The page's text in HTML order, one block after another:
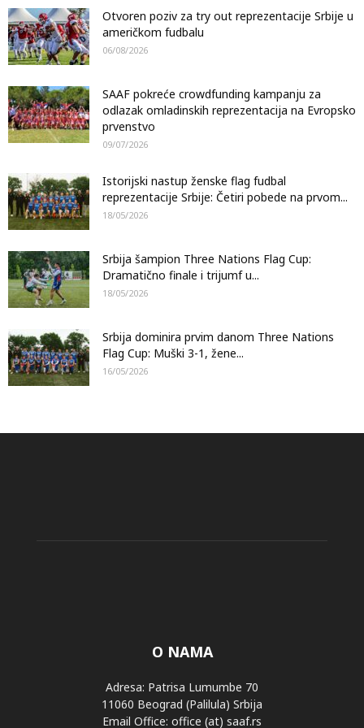
Otvoren poziv za try out reprezentacije Srbije u
američkom fudbalu
06/08/2026
SAAF pokreće crowdfunding kampanju za
odlazak omladinskih reprezentacija na Evropsko
prvenstvo
09/07/2026
Istorijski nastup ženske flag fudbal
reprezentacije Srbije: Četiri pobede na prvom...
18/05/2026
Srbija šampion Three Nations Flag Cup:
Dramatično finale i trijumf u...
18/05/2026
Srbija dominira prvim danom Three Nations
Flag Cup: Muški 3-1, žene...
16/05/2026
O NAMA
Adresa: Patrisa Lumumbe 70
11060 Beograd (Palilula) Srbija
Email Office: office (at) saaf.rs